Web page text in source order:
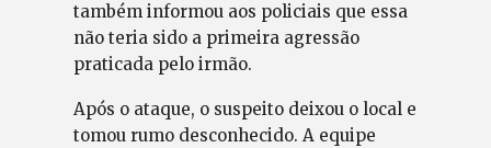
também informou aos policiais que essa
não teria sido a primeira agressão
praticada pelo irmão.
Após o ataque, o suspeito deixou o local e
tomou rumo desconhecido. A equipe